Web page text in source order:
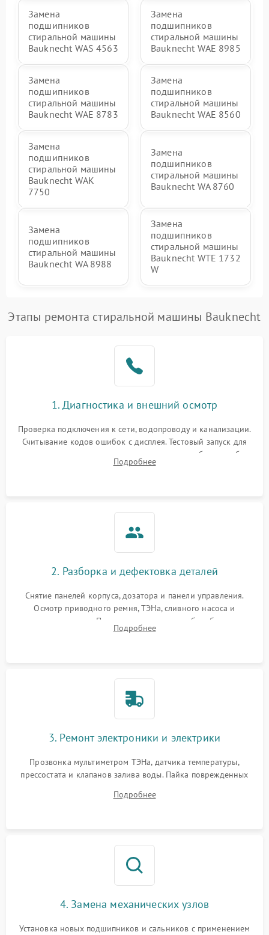
Замена
подшипников
стиральной машины
Bauknecht WAS 4563
Замена
подшипников
стиральной машины
Bauknecht WAE 8985
Замена
подшипников
стиральной машины
Bauknecht WAE 8783
Замена
подшипников
стиральной машины
Bauknecht WAE 8560
Замена
подшипников
стиральной машины
Bauknecht WAK
7750
Замена
подшипников
стиральной машины
Bauknecht WA 8760
Замена
подшипников
стиральной машины
Bauknecht WA 8988
Замена
подшипников
стиральной машины
Bauknecht WTE 1732
W
Этапы ремонта стиральной машины Bauknecht
1. Диагностика и внешний осмотр
Проверка подключения к сети, водопроводу и канализации.
Считывание кодов ошибок с дисплея. Тестовый запуск для
выявления посторонних шумов, протечек или сбоев в работе
электронного модуля управления.
Подробнее
2. Разборка и дефектовка деталей
Снятие панелей корпуса, дозатора и панели управления.
Осмотр приводного ремня, ТЭНа, сливного насоса и
амортизаторов. Проверка подшипников барабана и
крестовины на износ, а манжеты люка на разрывы.
Подробнее
3. Ремонт электроники и электрики
Прозвонка мультиметром ТЭНа, датчика температуры,
прессостата и клапанов залива воды. Пайка поврежденных
Восстановление целостности проводки и контактов.
Подробнее
4. Замена механических узлов
Установка новых подшипников и сальников с применением